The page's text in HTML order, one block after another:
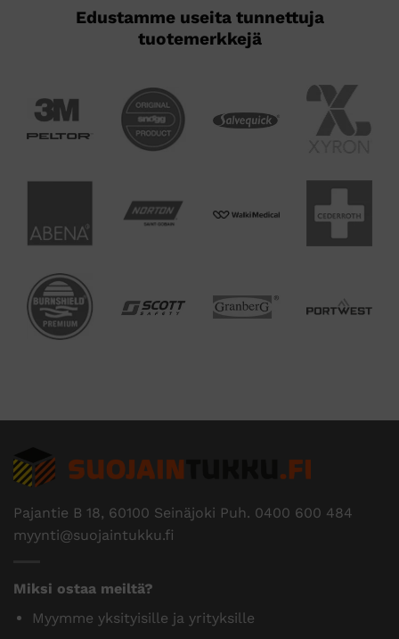
Edustamme useita tunnettuja
tuotemerkkejä
Pajantie B 18, 60100 Seinäjoki Puh. 0400 600 484
myynti@suojaintukku.fi
Miksi ostaa meiltä?
Myymme yksityisille ja yrityksille